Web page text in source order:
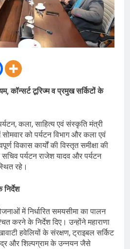
कॉन्सर्ट टूरिज्म व प्रमुख सर्किटों के
कला, साहित्य एवं संस्कृति मंत्री
सोमवार को पर्यटन विभाग और कला एवं
विकास कार्यों की विस्तृत समीक्षा की
पर्यटन राजेश यादव और पर्यटन
रहे।
निर्देश
में निर्धारित समयसीमा का पालन
करने के निर्देश दिए। उन्होंने महाराणा
हवेलियों के संरक्षण, ट्राइबल सर्किट
और शिल्पग्राम के उन्नयन जैसे